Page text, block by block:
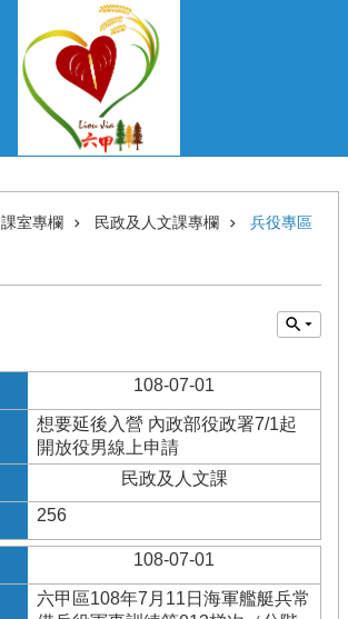
課室專欄 民政及人文課專欄 兵役專區
108-07-01
想要延後入營 內政部役政署7/1起
開放役男線上申請
民政及人文課
256
108-07-01
六甲區108年7月11日海軍艦艇兵常